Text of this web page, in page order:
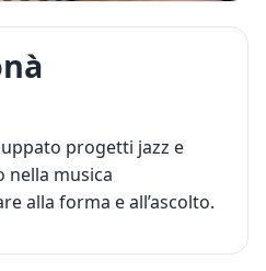
progetti jazz e
nella musica
alla forma e all’ascolto.